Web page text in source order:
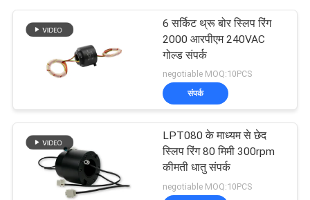
6 सर्किट थ्रू बोर स्लिप रिंग
2000 आरपीएम 240VAC
गोल्ड संपर्क
negotiable MOQ:10PCS
संपर्क
LPT080 के माध्यम से छेद
स्लिप रिंग 80 मिमी 300rpm
कीमती धातु संपर्क
negotiable MOQ:10PCS